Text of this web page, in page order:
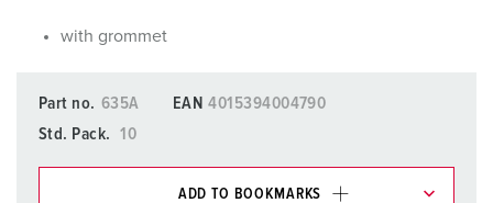
with grommet
Part no. 635A EAN 4015394004790
Std. Pack.
10
ADD TO BOOKMARKS